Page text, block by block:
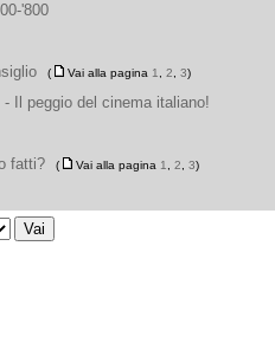
'800
( Vai alla pagina 1 2 3)
Il peggio del cinema italiano!
fatti?
( Vai alla pagina 1 2 3)